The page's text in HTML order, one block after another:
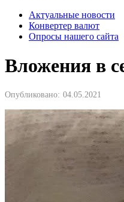
Актуальные новости
Конвертер валют
Опросы нашего сайта
Вложения в
Опубликовано: 04.05.2021